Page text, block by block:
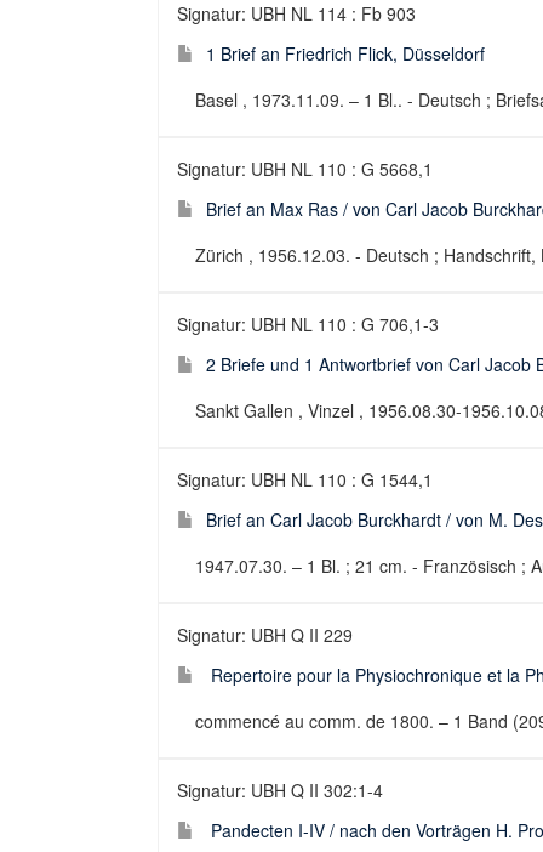
Signatur: UBH NL 114 : Fb 903
1 Brief an Friedrich Flick, Düsseldorf
Basel , 1973.11.09. – 1 Bl.. - Deutsch ;
Signatur: UBH NL 110 : G 5668,1
Brief an Max Ras / von Carl Jacob
Zürich , 1956.12.03. - Deutsch ; Handschrift,
Signatur: UBH NL 110 : G 706,1-3
2 Briefe und 1 Antwortbrief von Carl Jacob
Sankt Gallen , Vinzel , 1956.08.30-
Signatur: UBH NL 110 : G 1544,1
Brief an Carl Jacob Burckhardt / von M.
1947.07.30. – 1 Bl. ; 21 cm. - Französisch ;
Signatur: UBH Q II 229
Repertoire pour la Physiochronique et la
commencé au comm. de 1800. – 1 Band
Signatur: UBH Q II 302:1-4
Pandecten I-IV / nach den Vorträgen H.